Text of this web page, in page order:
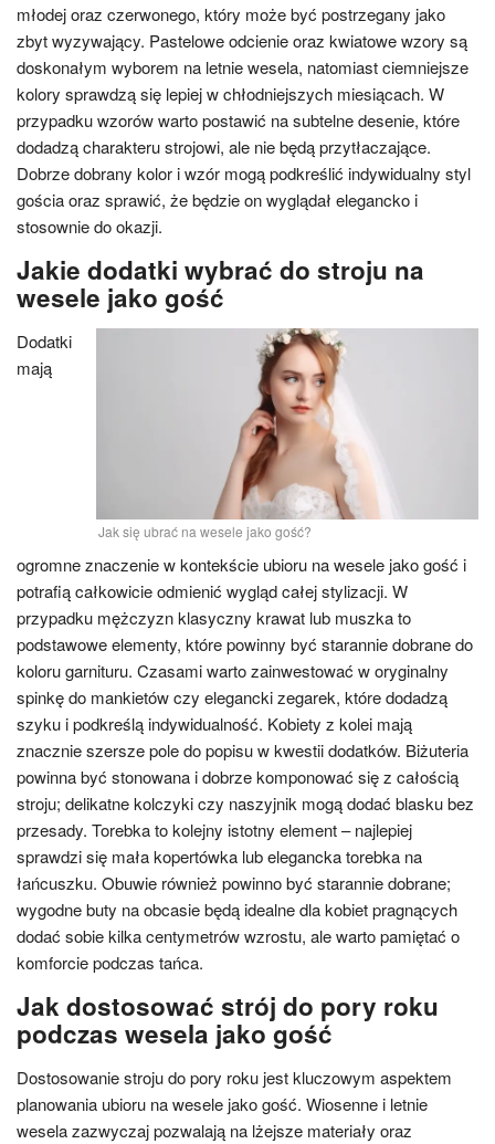
młodej oraz czerwonego, który może być postrzegany jako
zbyt wyzywający. Pastelowe odcienie oraz kwiatowe wzory są
doskonałym wyborem na letnie wesela, natomiast ciemniejsze
kolory sprawdzą się lepiej w chłodniejszych miesiącach. W
przypadku wzorów warto postawić na subtelne desenie, które
dodadzą charakteru strojowi, ale nie będą przytłaczające.
Dobrze dobrany kolor i wzór mogą podkreślić indywidualny styl
gościa oraz sprawić, że będzie on wyglądał elegancko i
stosownie do okazji.
Jakie dodatki wybrać do stroju na
wesele jako gość
Jak się ubrać na wesele jako gość?
Dodatki
mają
ogromne znaczenie w kontekście ubioru na wesele jako gość i
potrafią całkowicie odmienić wygląd całej stylizacji. W
przypadku mężczyzn klasyczny krawat lub muszka to
podstawowe elementy, które powinny być starannie dobrane do
koloru garnituru. Czasami warto zainwestować w oryginalny
spinkę do mankietów czy elegancki zegarek, które dodadzą
szyku i podkreślą indywidualność. Kobiety z kolei mają
znacznie szersze pole do popisu w kwestii dodatków. Biżuteria
powinna być stonowana i dobrze komponować się z całością
stroju; delikatne kolczyki czy naszyjnik mogą dodać blasku bez
przesady. Torebka to kolejny istotny element – najlepiej
sprawdzi się mała kopertówka lub elegancka torebka na
łańcuszku. Obuwie również powinno być starannie dobrane;
wygodne buty na obcasie będą idealne dla kobiet pragnących
dodać sobie kilka centymetrów wzrostu, ale warto pamiętać o
komforcie podczas tańca.
Jak dostosować strój do pory roku
podczas wesela jako gość
Dostosowanie stroju do pory roku jest kluczowym aspektem
planowania ubioru na wesele jako gość. Wiosenne i letnie
wesela zazwyczaj pozwalają na lżejsze materiały oraz